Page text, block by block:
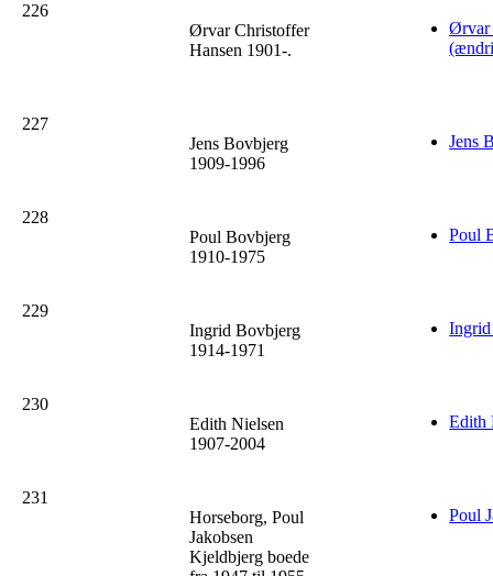
226
Ørvar Christoffer
Hansen 1901-.
Ørvar
227
Jens Bovbjerg
1909-1996
Jens
228
Poul Bovbjerg
1910-1975
Poul
229
Ingrid Bovbjerg
1914-1971
230
Edith Nielsen
1907-2004
Edith
231
Horseborg, Poul
Jakobsen
Kjeldbjerg boede
Poul